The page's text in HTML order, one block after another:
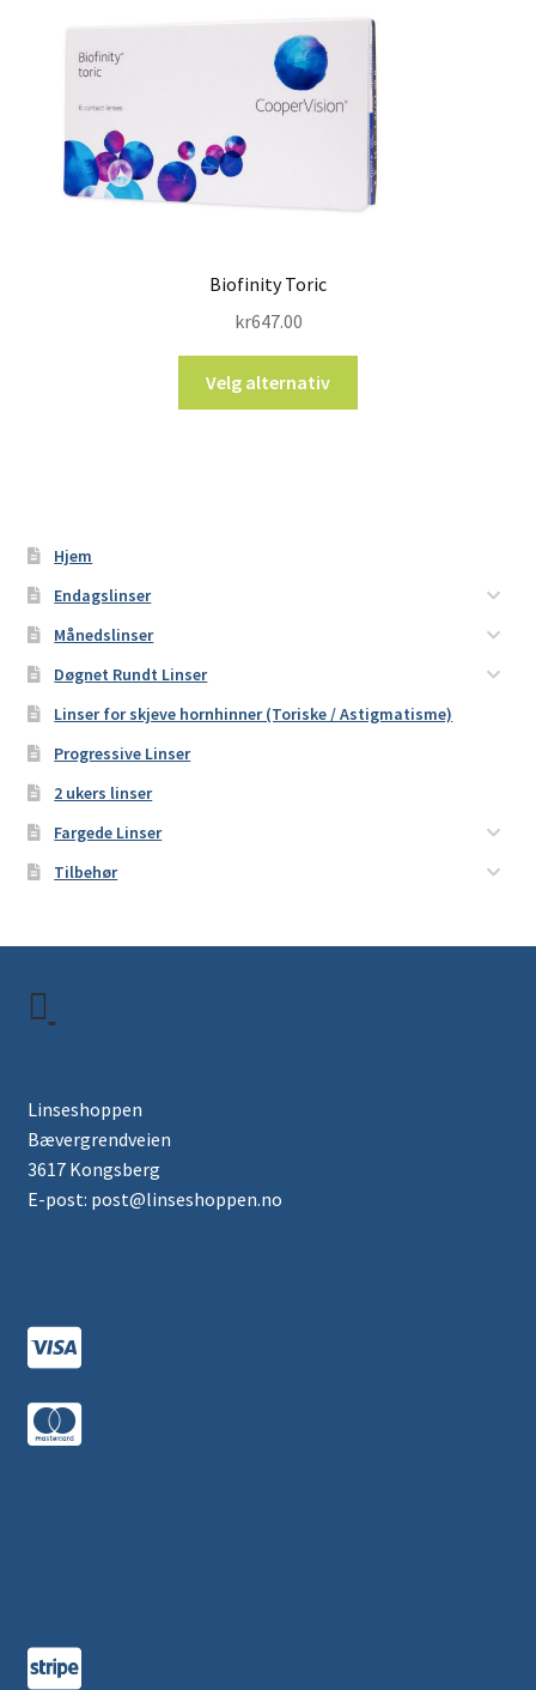
Biofinity Toric
kr647.00
Velg alternativ
Hjem
Endagslinser
Månedslinser
Døgnet Rundt Linser
Linser for skjeve hornhinner (Toriske / Astigmatisme)
Progressive Linser
2 ukers linser
Fargede Linser
Tilbehør
Linseshoppen
Bævergrendveien
3617 Kongsberg
E-post: post@linseshoppen.no